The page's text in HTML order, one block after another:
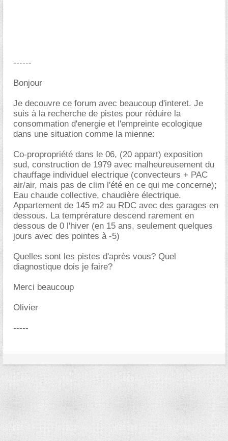
------
Bonjour
Je decouvre ce forum avec beaucoup d'interet. Je
suis à la recherche de pistes pour réduire la
consommation d'energie et l'empreinte ecologique
dans une situation comme la mienne:
Co-propropriété dans le 06, (20 appart) exposition
sud, construction de 1979 avec malheureusement du
chauffage individuel electrique (convecteurs + PAC
air/air, mais pas de clim l'été en ce qui me concerne);
Eau chaude collective, chaudière électrique.
Appartement de 145 m2 au RDC avec des garages en
dessous. La temprérature descend rarement en
dessous de 0 l'hiver (en 15 ans, seulement quelques
jours avec des pointes à -5)
Quelles sont les pistes d'après vous? Quel
diagnostique dois je faire?
Merci beaucoup
Olivier
-----